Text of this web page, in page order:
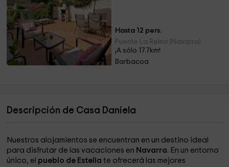
Hasta 12 pers.
Puente La Reina (Navarra)
¡A sólo 17.7km!
Barbacoa
Descripción de Casa Daniela
Nuestros alojamientos se encuentran en un destino ideal
para disfrutar de las vacaciones en Navarra. En un entorno
único, el pueblo de Estellate ofrecerá las mejores